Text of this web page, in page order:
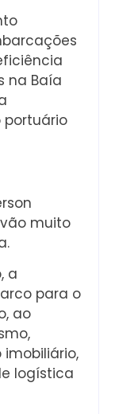
na Baía
muito
a
para o
ao
logística